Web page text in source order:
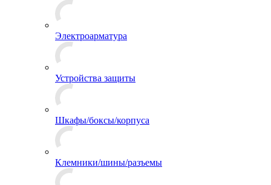
Электроарматура
Устройства защиты
Шкафы/боксы/корпуса
Клемники/шины/разъемы